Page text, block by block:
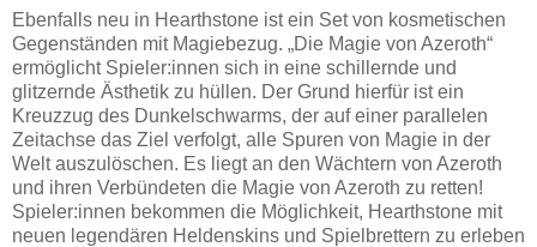
Ebenfalls neu in Hearthstone ist ein Set von kosmetischen
Gegenständen mit Magiebezug. „Die Magie von Azeroth“
ermöglicht Spieler:innen sich in eine schillernde und
glitzernde Ästhetik zu hüllen. Der Grund hierfür ist ein
Kreuzzug des Dunkelschwarms, der auf einer parallelen
Zeitachse das Ziel verfolgt, alle Spuren von Magie in der
Welt auszulöschen. Es liegt an den Wächtern von Azeroth
und ihren Verbündeten die Magie von Azeroth zu retten!
Spieler:innen bekommen die Möglichkeit, Hearthstone mit
neuen legendären Heldenskins und Spielbrettern zu erleben